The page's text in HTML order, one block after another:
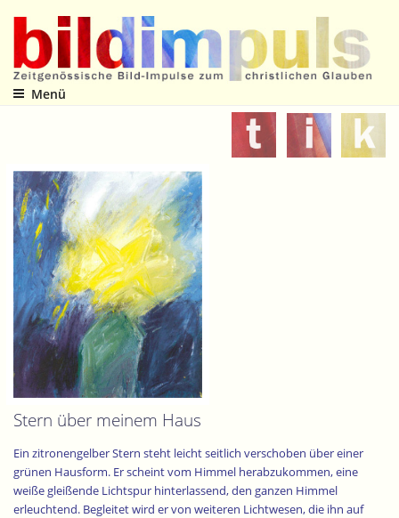
Inhalt
springen
Zeitgenössische Bild-Impulse zum christlichen Glauben
Menü
Stern über meinem Haus
Ein zitronengelber Stern steht leicht seitlich verschoben über einer
grünen Hausform. Er scheint vom Himmel herabzukommen, eine
weiße gleißende Lichtspur hinterlassend, den ganzen Himmel
erleuchtend. Begleitet wird er von weiteren Lichtwesen, die ihn auf